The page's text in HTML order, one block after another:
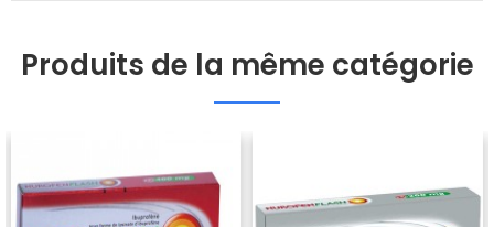
Produits de la même catégorie